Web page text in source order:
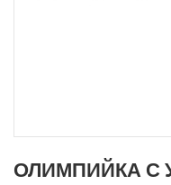
ОЛИМПИЙКА С